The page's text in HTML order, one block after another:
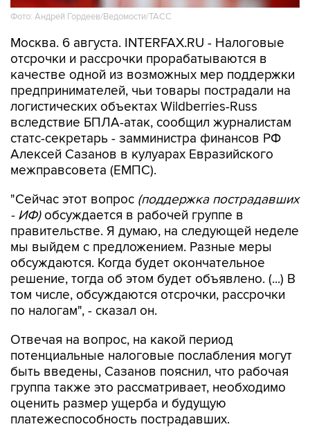
Фото: Андрей Гордеев/Ведомости/ТАСС
Москва. 6 августа. INTERFAX.RU - Налоговые
отсрочки и рассрочки прорабатываются в
качестве одной из возможных мер поддержки
предпринимателей, чьи товары пострадали на
логистических объектах Wildberries-Russ
вследствие БПЛА-атак, сообщил журналистам
статс-секретарь - замминистра финансов РФ
Алексей Сазанов в кулуарах Евразийского
межправсовета (ЕМПС).
"Сейчас этот вопрос (поддержка пострадавших
- ИФ)обсуждается в рабочей группе в
правительстве. Я думаю, на следующей неделе
мы выйдем с предложением. Разные меры
обсуждаются. Когда будет окончательное
решение, тогда об этом будет объявлено. (...) В
том числе, обсуждаются отсрочки, рассрочки
по налогам", - сказал он.
Отвечая на вопрос, на какой период
потенциальные налоговые послабления могут
быть введены, Сазанов пояснил, что рабочая
группа также это рассматривает, необходимо
оценить размер ущерба и будущую
платежеспособность пострадавших.